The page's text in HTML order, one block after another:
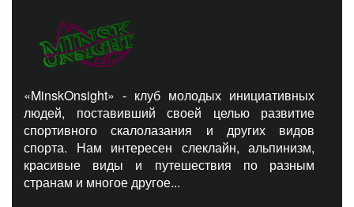
«MinskOnsight» - клуб молодых инициативных
людей, поставивший своей целью развитие
спортивного скалолазания и других видов
спорта. Нам интересен слеклайн, альпинизм,
красивые виды и путешествия по разным
странам и многое другое...